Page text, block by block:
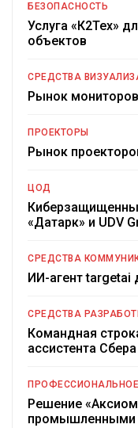
БЕЗОПАСНОСТЬ
Услуга «К2Тех»
объектов
СРЕДСТВА
Рынок
ПРОЕКТОРЫ
Рынок
ЦОД
«Датарк» и UDV
СРЕДСТВА
ИИ-агент targetai
СРЕДСТВА
Командная
ассистента
Решение
промышленными